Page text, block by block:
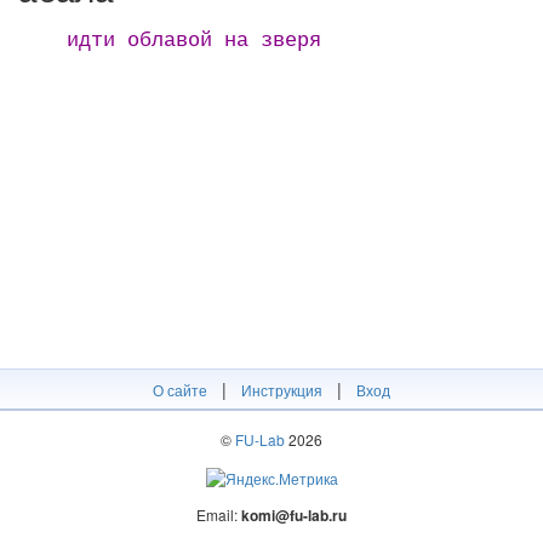
идти облавой на зверя
О сайте | Инструкция | Вход
© FU-Lab2026
Email:komi@fu-lab.ru